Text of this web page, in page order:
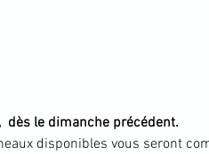
dès le dimanche précédent.
disponibles vous seront